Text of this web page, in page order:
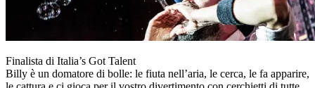
Finalista di Italia’s Got Talent
Billy è un domatore di bolle: le fiuta nell’aria, le cerca, le fa apparire,